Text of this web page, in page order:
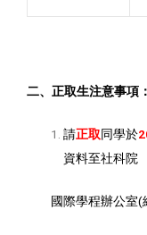
二、正取生注意事項：
請正取同學於
資料至社科院
國際學程辦公室(綜